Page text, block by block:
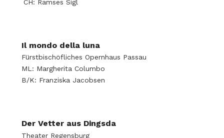
CH: Ramses Sigl
Il mondo della luna
Fürstbischöfliches Opernhaus Passau
ML: Margherita Columbo
B/K: Franziska Jacobsen
Der Vetter aus Dingsda
Theater Regensburg